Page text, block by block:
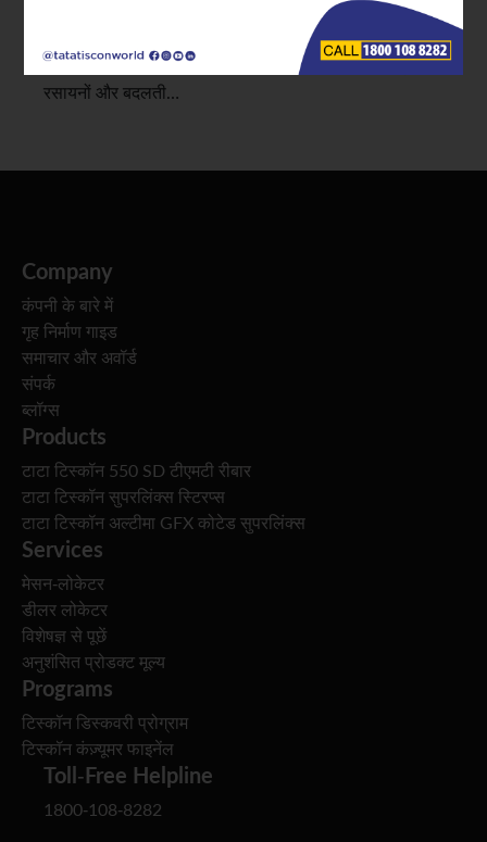
चिंताएँ उद्योग को अपने दृष्टिकोण पर पुनर्विचार करने के लिए प्रेरित
कर रही हैं। पारंपरिक रिइन्फोर्समेंट बनाम आधुनिक टेक्नोलॉजी पर
बहस तेज़ हो रही है, विशेष रूप से उन परियोजनाओं में जो नमी,
रसायनों और बदलती…
Company
कंपनी के बारे में
गृह निर्माण गाइड
समाचार और अवॉर्ड
संपर्क
ब्लॉग्स
Products
टाटा टिस्कॉन 550 SD टीएमटी रीबार
टाटा टिस्कॉन सुपरलिंक्स स्टिरप्स
टाटा टिस्कॉन अल्टीमा GFX कोटेड सुपरलिंक्स
Services
मेसन-लोकेटर
डीलर लोकेटर
विशेषज्ञ से पूछें
अनुशंसित प्रोडक्ट मूल्य
Programs
टिस्कॉन डिस्कवरी प्रोग्राम
टिस्कॉन कंज़्यूमर फाइनेंल
Toll-Free Helpline
1800-108-8282